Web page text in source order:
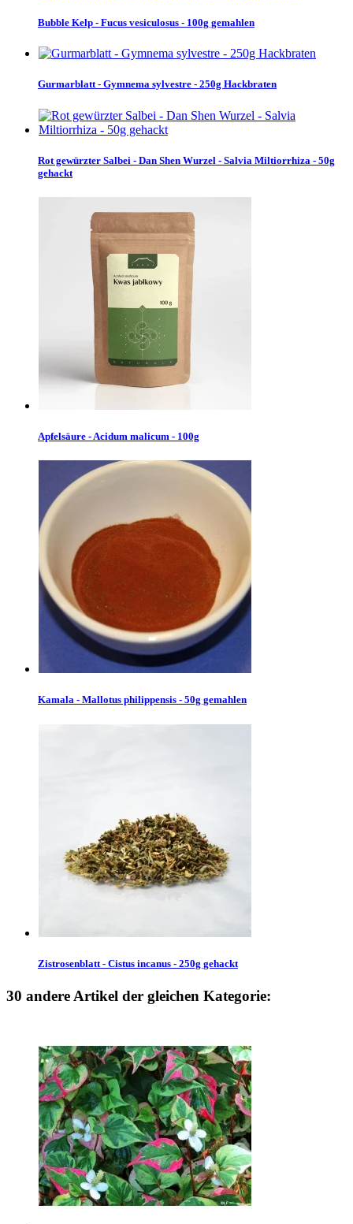
Bubble Kelp - Fucus vesiculosus - 100g gemahlen
Gurmarblatt - Gymnema sylvestre - 250g Hackbraten
Rot gewürzter Salbei - Dan Shen Wurzel - Salvia Miltiorrhiza - 50g
gehackt
Apfelsäure - Acidum malicum - 100g
Kamala - Mallotus philippensis - 50g gemahlen
Zistrosenblatt - Cistus incanus - 250g gehackt
30 andere Artikel der gleichen Kategorie: